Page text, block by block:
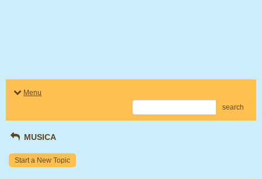
Menu
search
MUSICA
Start a New Topic